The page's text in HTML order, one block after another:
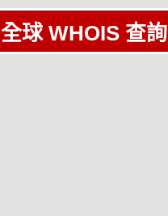
全球 WHOIS 查詢